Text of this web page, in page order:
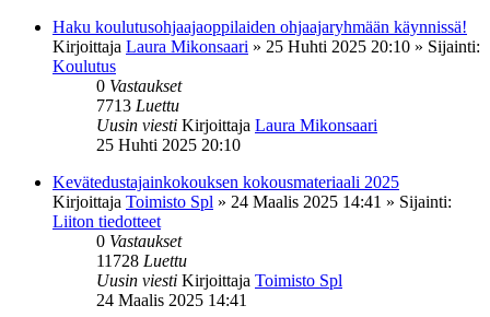
Haku koulutusohjaajaoppilaiden ohjaajaryhmään käynnissä!
Kirjoittaja Laura Mikonsaari » 25 Huhti 2025 20:10 » Sijainti:
Koulutus
0 Vastaukset
7713 Luettu
Uusin viesti Kirjoittaja Laura Mikonsaari
25 Huhti 2025 20:10
Kevätedustajainkokouksen kokousmateriaali 2025
Kirjoittaja Toimisto Spl » 24 Maalis 2025 14:41 » Sijainti:
Liiton tiedotteet
0 Vastaukset
11728 Luettu
Uusin viesti Kirjoittaja Toimisto Spl
24 Maalis 2025 14:41